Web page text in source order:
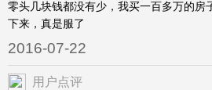
零头几块钱都没有少，我买一百多万的房
下来，真是服了
2016-07-22
用户点评